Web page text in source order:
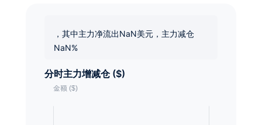
，其中主力净流出NaN美元，主力减仓
NaN%
分时主力增减仓 ($)